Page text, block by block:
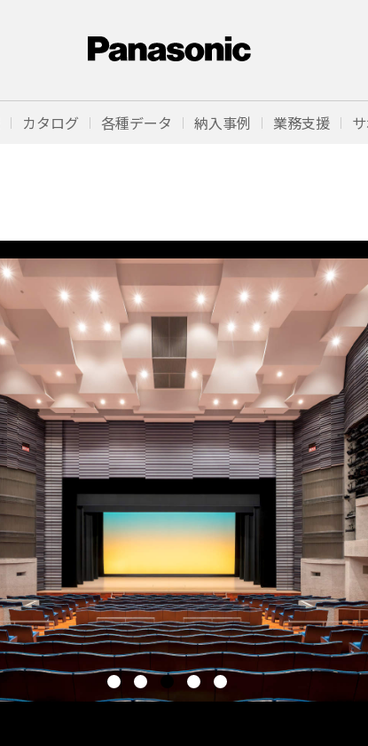
カタログ 各種データ 納入事例 業務支援